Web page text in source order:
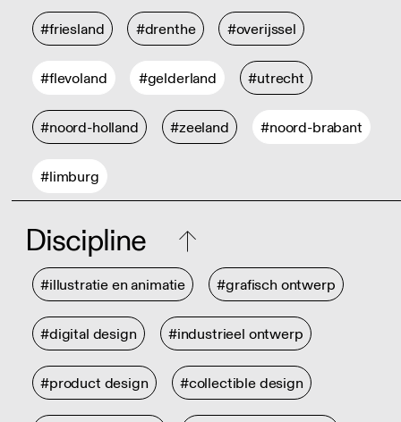
#friesland #drenthe #overijssel
#flevoland #gelderland #utrecht
#noord-holland #zeeland #noord-brabant
#limburg
Discipline
#illustratie en animatie #grafisch ontwerp
#digital design #industrieel ontwerp
#product design #collectible design